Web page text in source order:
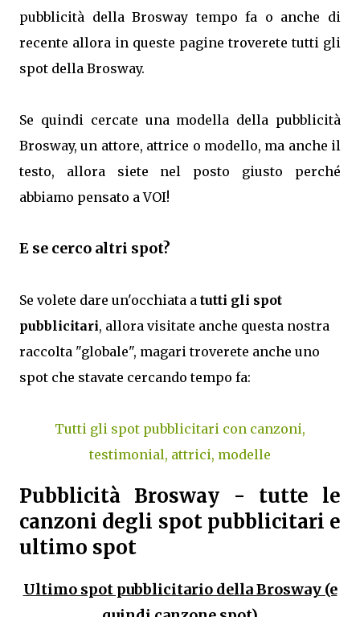
pubblicità della Brosway tempo fa o anche di
recente allora in queste pagine troverete tutti gli
spot della Brosway.
Se quindi cercate una modella della pubblicità
Brosway, un attore, attrice o modello, ma anche il
testo, allora siete nel posto giusto perché
abbiamo pensato a VOI!
E se cerco altri spot?
Se volete dare un'occhiata a tutti gli spot
pubblicitari, allora visitate anche questa nostra
raccolta "globale", magari troverete anche uno
spot che stavate cercando tempo fa:
Tutti gli spot pubblicitari con canzoni,
testimonial, attrici, modelle
Pubblicità Brosway - tutte le
canzoni degli spot pubblicitari e
ultimo spot
Ultimo spot pubblicitario della Brosway (e